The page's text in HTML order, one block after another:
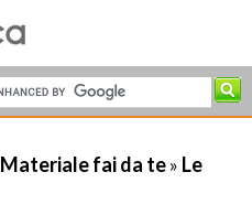
Materiale fai da te» Le